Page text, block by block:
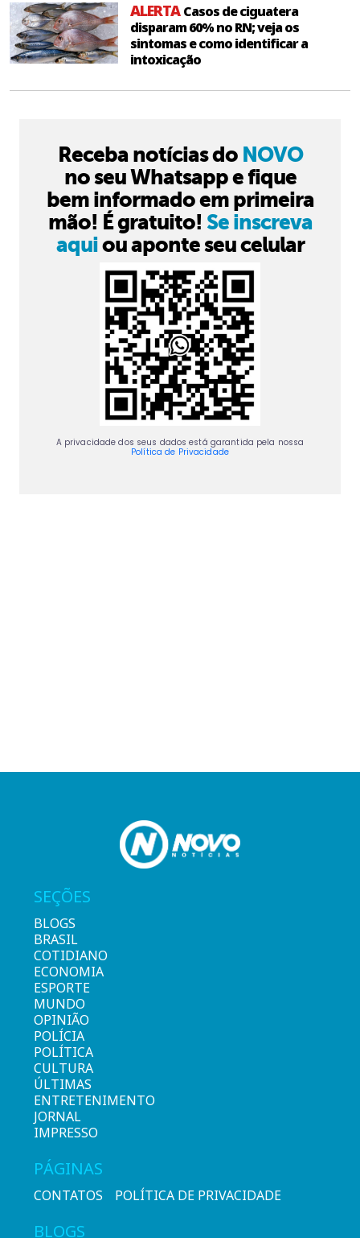
ALERTACasos de ciguatera
disparam 60% no RN; veja os
sintomas e como identificar a
intoxicação
Receba notícias do NOVO
no seu Whatsapp e fique
bem informado em primeira
mão! É gratuito! Se inscreva
aquiou aponte seu celular
A privacidade dos seus dados está garantida pela nossa
Política de Privacidade
SEÇÕES
BLOGS
BRASIL
COTIDIANO
ECONOMIA
ESPORTE
MUNDO
OPINIÃO
POLÍCIA
POLÍTICA
CULTURA
ÚLTIMAS
ENTRETENIMENTO
JORNAL
IMPRESSO
PÁGINAS
CONTATOS POLÍTICA DE PRIVACIDADE
BLOGS